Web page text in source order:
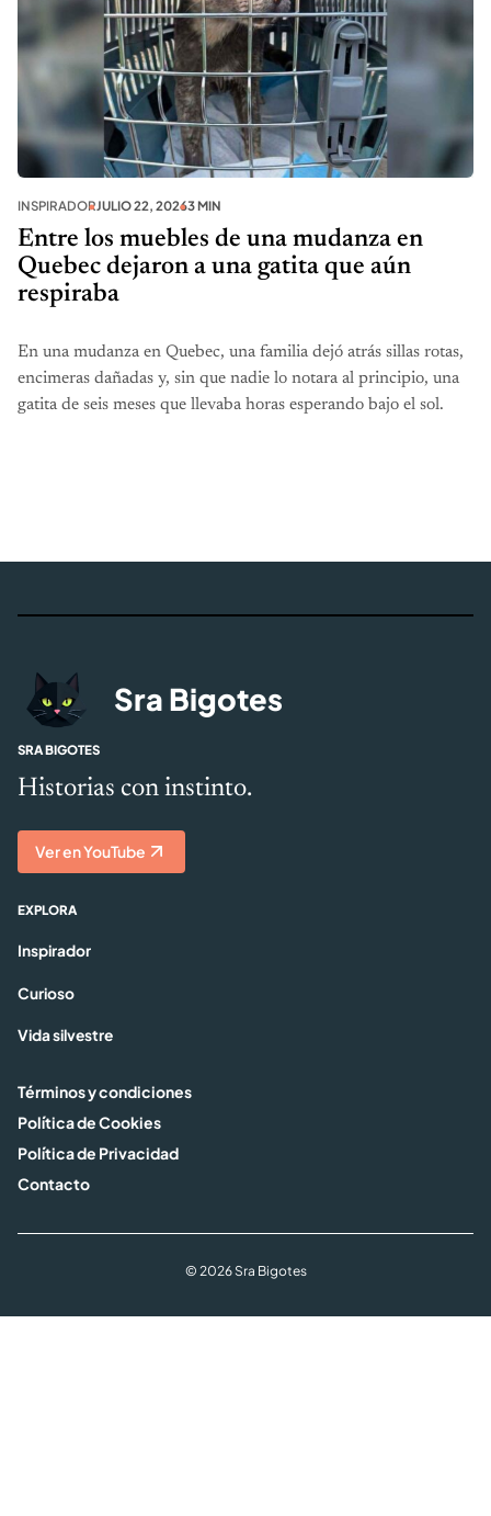
INSPIRADORJULIO 22, 20263 MIN
Entre los muebles de una mudanza en
Quebec dejaron a una gatita que aún
respiraba
En una mudanza en Quebec, una familia dejó atrás sillas rotas,
encimeras dañadas y, sin que nadie lo notara al principio, una
gatita de seis meses que llevaba horas esperando bajo el sol.
Sra Bigotes
SRA BIGOTES
Historias con instinto.
Ver en YouTube
EXPLORA
Inspirador
Curioso
Vida silvestre
Términos y condiciones
Política de Cookies
Política de Privacidad
Contacto
© 2026 Sra Bigotes